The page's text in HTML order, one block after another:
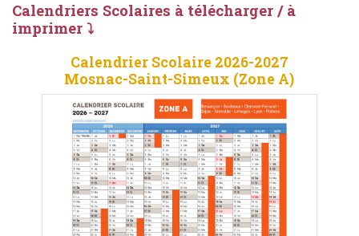
Calendriers Scolaires à télécharger / à
imprimer ⤵
Calendrier Scolaire 2026-2027
Mosnac-Saint-Simeux (Zone A)